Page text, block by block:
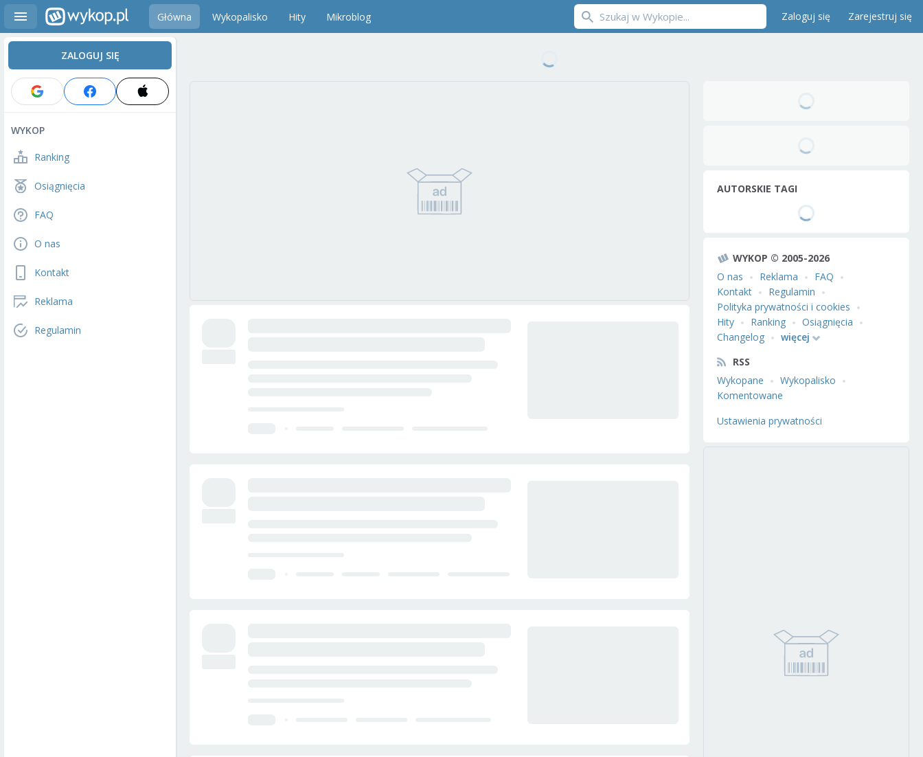
Główna Wykopalisko Hity Mikroblog Zaloguj się Zarejestruj się
ZALOGUJ SIĘ
WYKOP
Ranking
Osiągnięcia
FAQ
O nas
Kontakt
Reklama
Regulamin
AUTORSKIE TAGI
WYKOP © 2005-2026
O nas
Reklama
FAQ
Kontakt
Regulamin
Polityka prywatności i cookies
Hity
Ranking
Osiągnięcia
Changelog
więcej
RSS
Wykopane
Wykopalisko
Komentowane
Ustawienia prywatności